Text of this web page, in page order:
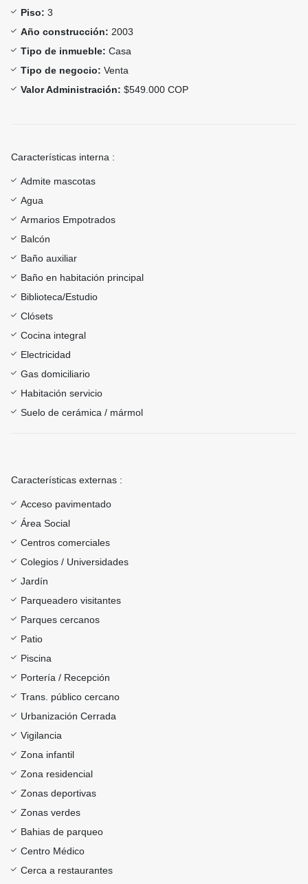
Piso: 3
Año construcción: 2003
Tipo de inmueble: Casa
Tipo de negocio: Venta
Valor Administración: $549.000 COP
Características interna :
Admite mascotas
Agua
Armarios Empotrados
Balcón
Baño auxiliar
Baño en habitación principal
Biblioteca/Estudio
Clósets
Cocina integral
Electricidad
Gas domiciliario
Habitación servicio
Suelo de cerámica / mármol
Características externas :
Acceso pavimentado
Área Social
Centros comerciales
Colegios / Universidades
Jardín
Parqueadero visitantes
Parques cercanos
Patio
Piscina
Portería / Recepción
Trans. público cercano
Urbanización Cerrada
Vigilancia
Zona infantil
Zona residencial
Zonas deportivas
Zonas verdes
Bahias de parqueo
Centro Médico
Cerca a restaurantes